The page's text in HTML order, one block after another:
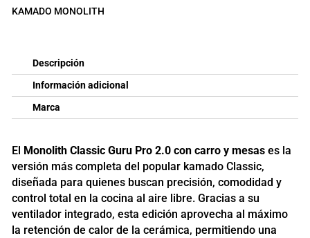
ø
KAMADO MONOLITH
Descripción
Información adicional
Marca
El Monolith Classic Guru Pro 2.0 con carro y mesases la
versión más completa del popular kamado Classic,
diseñada para quienes buscan precisión, comodidad y
control total en la cocina al aire libre. Gracias a su
ventilador integrado, esta edición aprovecha al máximo
la retención de calor de la cerámica, permitiendo una